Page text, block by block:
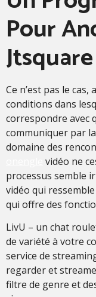
Pour
Ce n’est pas le
conditions dans
correspondre avec
communiquer par
domaine des
vidéo ne
processus semble
vidéo qui
qui offre des
LivU – un chat
de variété à votre
service de
regarder et
filtre de genre et